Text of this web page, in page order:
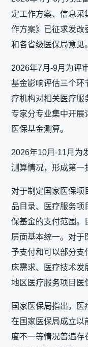
定工作方案、信息采
作方案》已征求发改
和各省级医保局意见。
2026年7月-9月为评
基金影响评估三个环
疗机构对相关医疗服
专家分专业集中开展
医保基金测算。
2026年10月-11月为
测算情况，形成第一
对于制定国家医保项
品目录、医疗服务项
保基金的支付范围。
层面基本统一。对于
予支付和可以部分支
床需求、医疗技术发
地区医疗服务项目医
国家医保局指出，医
在国家医保局成立以
度不一等情况普遍存